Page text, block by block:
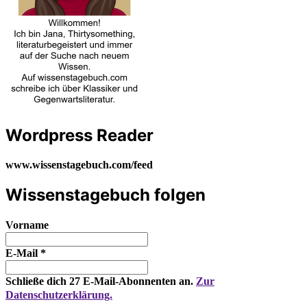
Wordpress Reader
www.wissenstagebuch.com/feed
Wissenstagebuch folgen
Vorname
E-Mail *
Schließe dich 27 E-Mail-Abonnenten an. Zur
Datenschutzerklärung.